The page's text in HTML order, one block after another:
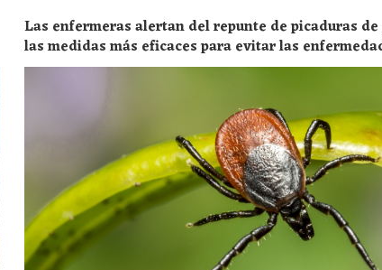
Las enfermeras alertan del repunte de picaduras
las medidas más eficaces para evitar las